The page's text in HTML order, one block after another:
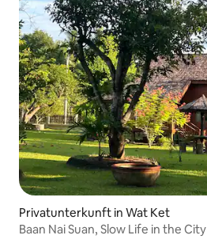
Privatunterkunft in Wat Ket
Baan Nai Suan, Slow Life in the City